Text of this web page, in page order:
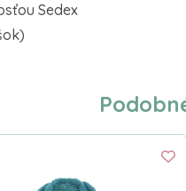
Sedex